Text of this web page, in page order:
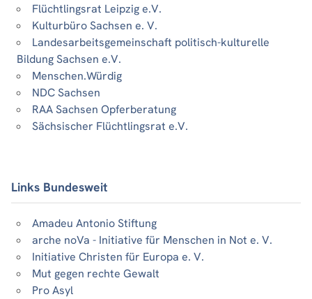
Flüchtlingsrat Leipzig e.V.
Kulturbüro Sachsen e. V.
Landesarbeitsgemeinschaft politisch-kulturelle
Bildung Sachsen e.V.
Menschen.Würdig
NDC Sachsen
RAA Sachsen Opferberatung
Sächsischer Flüchtlingsrat e.V.
Links Bundesweit
Amadeu Antonio Stiftung
arche noVa - Initiative für Menschen in Not e. V.
Initiative Christen für Europa e. V.
Mut gegen rechte Gewalt
Pro Asyl